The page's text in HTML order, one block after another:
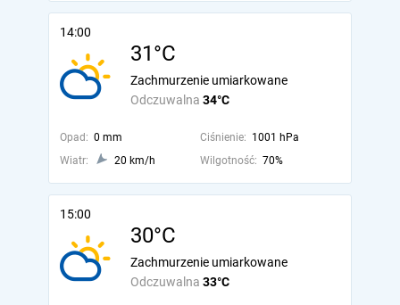
14:00
31°C
Odczuwalna 34°C
Zachmurzenie umiarkowane
Opad: 0 mm Ciśnienie: 1001 hPa
Wiatr:
20 km/h Wilgotność: 70%
15:00
30°C
Odczuwalna 33°C
Zachmurzenie umiarkowane